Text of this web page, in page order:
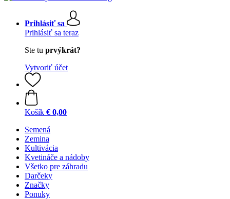
Prihlásiť sa
Prihlásiť sa teraz
Ste tu prvýkrát?
Vytvoriť účet
Košík € 0,00
Semená
Zemina
Kultivácia
Kvetináče a nádoby
Všetko pre záhradu
Darčeky
Značky
Ponuky